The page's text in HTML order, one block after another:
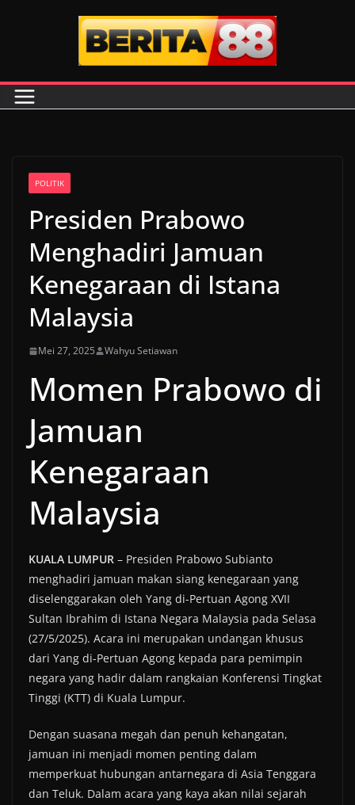
POLITIK
Presiden Prabowo
Menghadiri Jamuan
Kenegaraan di Istana
Malaysia
Mei 27, 2025 Wahyu Setiawan
Momen Prabowo di
Jamuan
Kenegaraan
Malaysia
KUALA LUMPUR – Presiden Prabowo Subianto
menghadiri jamuan makan siang kenegaraan yang
diselenggarakan oleh Yang di-Pertuan Agong XVII
Sultan Ibrahim di Istana Negara Malaysia pada Selasa
(27/5/2025). Acara ini merupakan undangan khusus
dari Yang di-Pertuan Agong kepada para pemimpin
negara yang hadir dalam rangkaian Konferensi Tingkat
Tinggi (KTT) di Kuala Lumpur.
Dengan suasana megah dan penuh kehangatan,
jamuan ini menjadi momen penting dalam
memperkuat hubungan antarnegara di Asia Tenggara
dan Teluk. Dalam acara yang kaya akan nilai sejarah